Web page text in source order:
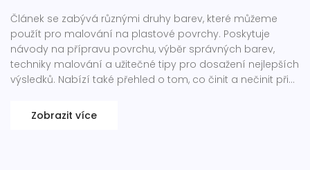
Článek se zabývá různými druhy barev, které můžeme
použít pro malování na plastové povrchy. Poskytuje
návody na přípravu povrchu, výběr správných barev,
techniky malování a užitečné tipy pro dosažení nejlepších
výsledků. Nabízí také přehled o tom, co činit a nečinit při
předměty.
Zobrazit více